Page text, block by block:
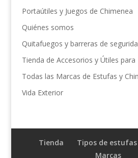
Portaútiles y Juegos de Chimenea
Quiénes somos
Quitafuegos y barreras de
Tienda de Accesorios y Útiles para
Todas las Marcas de Estufas y
Vida Exterior
Tienda Tipos de estufas
Marcas